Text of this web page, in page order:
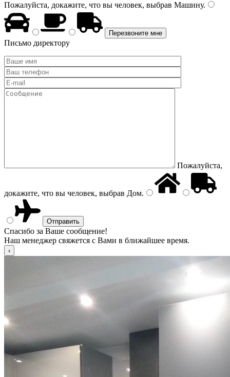
Пожалуйста, докажите, что вы человек, выбрав Машину.
Письмо директору
Пожалуйста,
докажите, что вы человек, выбрав Дом.
Спасибо за Ваше сообщение!
Наш менеджер свяжется с Вами в ближайшее время.